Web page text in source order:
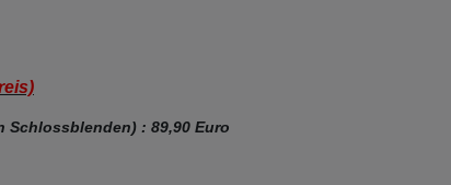
Schlossblenden) : 89,90 Euro